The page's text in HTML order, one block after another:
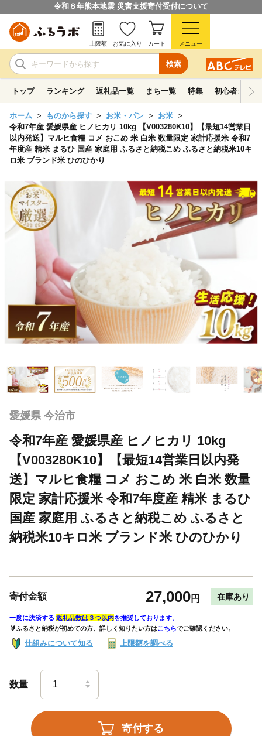
令和８年熊本地震 災害支援寄付受付について
検索
上限額 お気に入り カート メニュー
トップ ランキング 返礼品一覧 まち一覧 特集 初心者ガイド
ホーム ものから探す お米・パン
お米
令和7年産 愛媛県産 ヒノヒカリ 10kg 【V003280K10】【最短14営業日
以内発送】マルヒ食糧 コメ おこめ 米 白米 数量限定 家計応援米 令和7
年度産 精米 まるひ 国産 家庭用 ふるさと納税こめ ふるさと納税米10キ
ロ米 ブランド米 ひのひかり
愛媛県 今治市
令和7年産 愛媛県産 ヒノヒカリ 10kg
【V003280K10】【最短14営業日以内発
送】マルヒ食糧 コメ おこめ 米 白米 数量
限定 家計応援米 令和7年度産 精米 まるひ
国産 家庭用 ふるさと納税こめ ふるさと
納税米10キロ米 ブランド米 ひのひかり
寄付金額 27,000円 在庫あり
一度に決済する 返礼品数は３つ以内を推奨しております。
🔰ふるさと納税が初めての方、詳しく知りたい方はこちらでご確認ください。
仕組みについて知る 上限額を調べる
数量
寄付する